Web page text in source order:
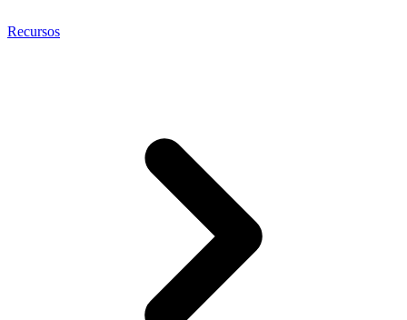
Recursos